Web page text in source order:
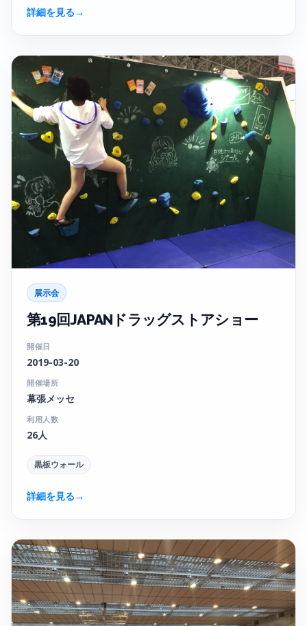
詳細を見る→
展示会
第19回JAPANドラッグストアショー
開催日
2019-03-20
開催場所
幕張メッセ
利用人数
26人
黒板ウォール
詳細を見る→